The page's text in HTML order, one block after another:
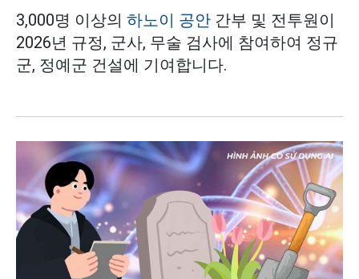
3,000명 이상의 하노이 공안 간부 및 전투원이
2026년 규정, 군사, 무술 검사에 참여하여 정규
군, 정예군 건설에 기여합니다.